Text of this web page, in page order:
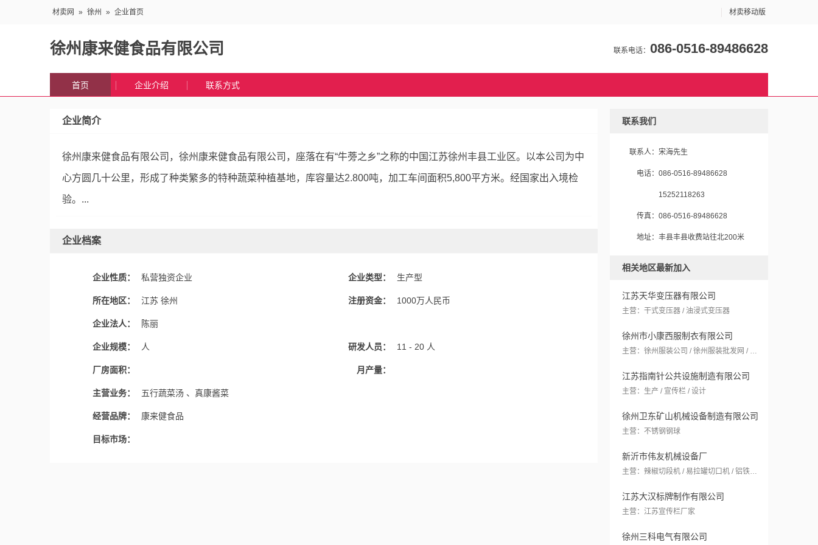
材卖网 » 徐州 » 企业首页 材卖移动版
徐州康来健食品有限公司 联系电话： 086-0516-89486628
首页 企业介绍 联系方式
企业简介
徐州康来健食品有限公司，徐州康来健食品有限公司，座落在有“牛蒡之乡”之称的中国江苏徐州丰县工业区。以本公司为中
心方圆几十公里，形成了种类繁多的特种蔬菜种植基地，库容量达2.800吨，加工车间面积5,800平方米。经国家出入境检
验。...
企业档案
企业性质： 私营独资企业 企业类型： 生产型
所在地区： 江苏 徐州 注册资金： 1000万人民币
企业法人： 陈丽
企业规模： 人 研发人员： 11 - 20 人
厂房面积： 月产量：
主营业务： 五行蔬菜汤 、真康酱菜
经营品牌： 康来健食品
目标市场：
联系我们
联系人： 宋海先生
电话： 086-0516-89486628
15252118263
传真： 086-0516-89486628
地址： 丰县丰县收费站往北200米
相关地区最新加入
江苏天华变压器有限公司
主营：干式变压器 / 油浸式变压器
徐州市小康西服制衣有限公司
主营：徐州服装公司 / 徐州服装批发网 / 徐州工作服定做
江苏指南针公共设施制造有限公司
主营：生产 / 宣传栏 / 设计
徐州卫东矿山机械设备制造有限公司
主营：不锈钢钢球
新沂市伟友机械设备厂
主营：辣椒切段机 / 易拉罐切口机 / 铝铁分离机
江苏大汉标牌制作有限公司
主营：江苏宣传栏厂家
徐州三科电气有限公司